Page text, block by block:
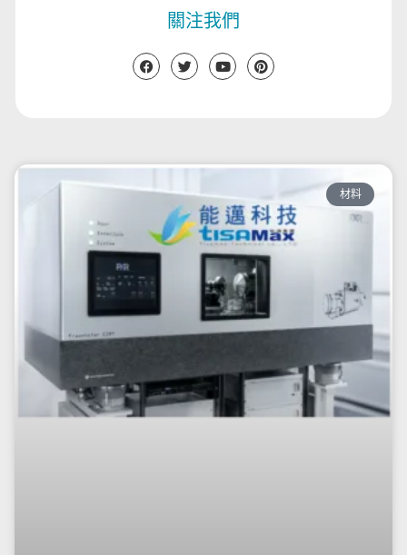
關注我們
材料